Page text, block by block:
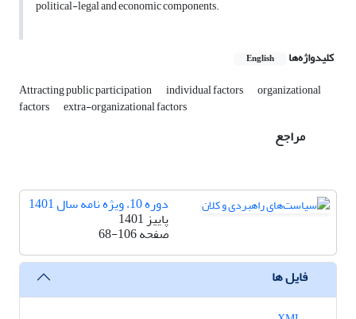
political-legal and economic components.
کلیدواژه‌ها English
Attracting public participation individual factors organizational
factors extra-organizational factors
مراجع
دوره 10، ویژه نامه سال 1401
پاییز 1401
صفحه68-106
فایل ها